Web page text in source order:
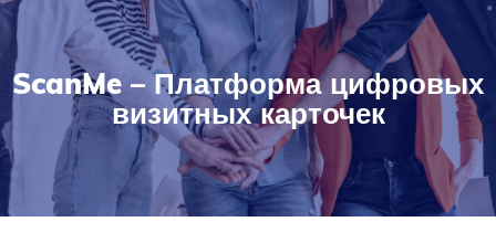
ScanMe – Платформа цифровых
визитных карточек